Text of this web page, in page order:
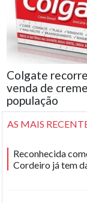
Colgate
venda de
população
AS MAIS
Reconhecida
Cordeiro já tem